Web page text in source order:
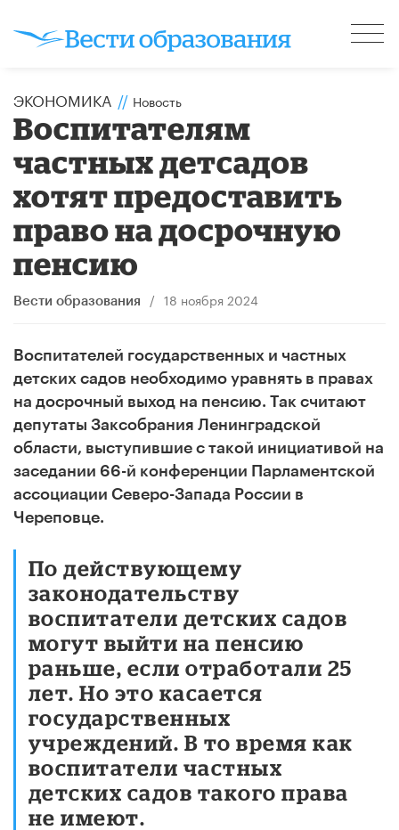
ЭКОНОМИКА // Новость
Воспитателям
частных детсадов
хотят предоставить
право на досрочную
пенсию
Вести образования / 18 ноября 2024
Воспитателей государственных и частных
детских садов необходимо уравнять в правах
на досрочный выход на пенсию. Так считают
депутаты Заксобрания Ленинградской
области, выступившие с такой инициативой на
заседании 66-й конференции Парламентской
ассоциации Северо-Запада России в
Череповце.
По действующему
законодательству
воспитатели детских садов
могут выйти на пенсию
раньше, если отработали 25
лет. Но это касается
государственных
учреждений. В то время как
воспитатели частных
детских садов такого права
не имеют.